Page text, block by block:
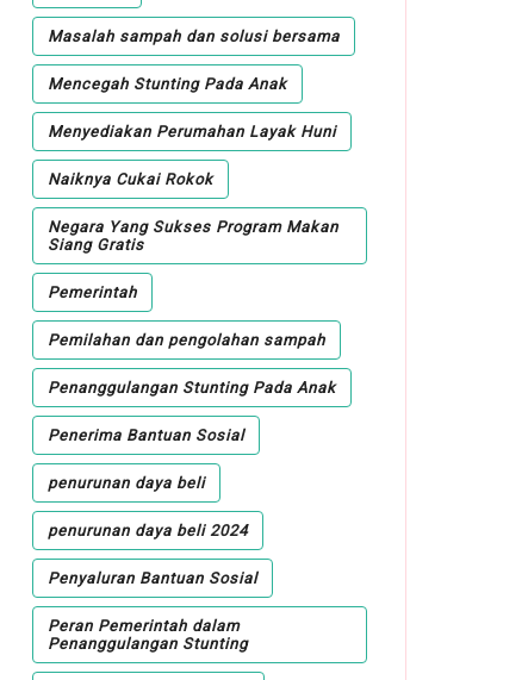
Masalah sampah dan solusi bersama
Mencegah Stunting Pada Anak
Menyediakan Perumahan Layak Huni
Naiknya Cukai Rokok
Negara Yang Sukses Program Makan
Siang Gratis
Pemerintah
Pemilahan dan pengolahan sampah
Penanggulangan Stunting Pada Anak
Penerima Bantuan Sosial
penurunan daya beli
penurunan daya beli 2024
Penyaluran Bantuan Sosial
Peran Pemerintah dalam
Penanggulangan Stunting